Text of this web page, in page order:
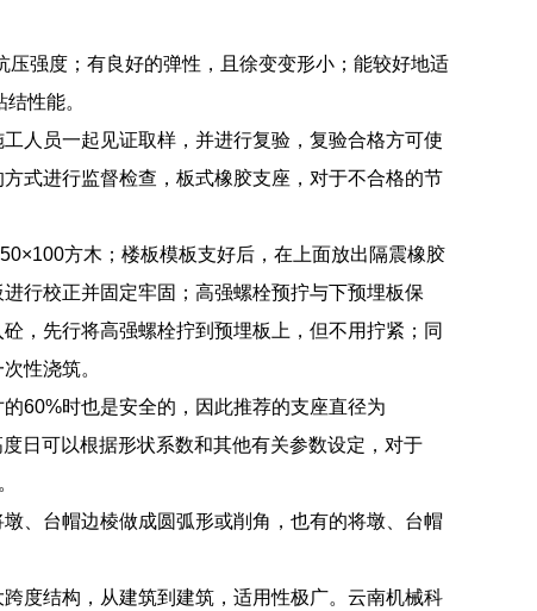
强度；有良好的弹性，且徐变变形小；能较好地适
性能。
人员一起见证取样，并进行复验，复验合格方可使
式进行监督检查，板式橡胶支座，对于不合格的节
方木；楼板模板支好后，在上面放出隔震橡胶
行校正并固定牢固；高强螺栓预拧与下预埋板保
，先行将高强螺栓拧到预埋板上，但不用拧紧；同
性浇筑。
60%时也是安全的，因此推荐的支座直径为
日可以根据形状系数和其他有关参数设定，对于
、台帽边棱做成圆弧形或削角，也有的将墩、台帽
度结构，从建筑到建筑，适用性极广。云南机械科